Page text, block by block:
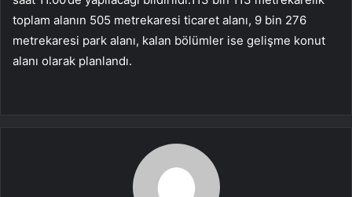
toplam alanın 505 metrekaresi ticaret alanı, 9 bin 276
metrekaresi park alanı, kalan bölümler ise gelişme konut
alanı olarak planlandı.